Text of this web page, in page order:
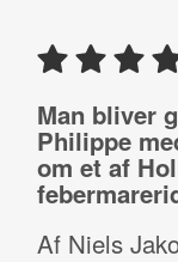
Man bliver
Philippe
om et af
Af Niels